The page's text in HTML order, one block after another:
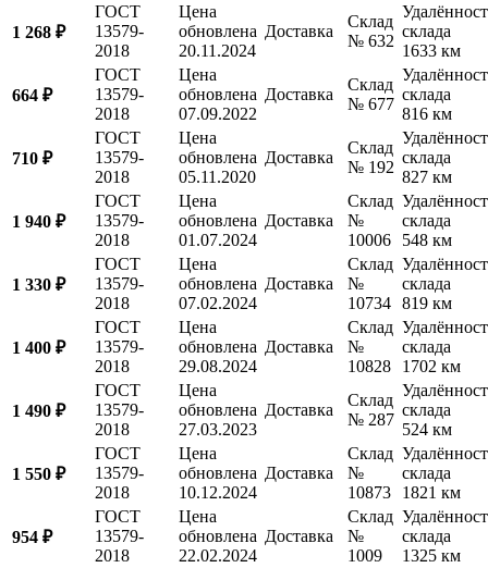
1 268 ₽
ГОСТ
13579-
2018
Цена
обновлена
20.11.2024
Доставка
Склад
№ 632
склада
1633 км
664 ₽
ГОСТ
13579-
2018
Цена
обновлена
07.09.2022
Доставка
Склад
№ 677
склада
816 км
710 ₽
ГОСТ
13579-
2018
Цена
обновлена
05.11.2020
Доставка
Склад
№ 192
склада
827 км
1 940 ₽
ГОСТ
13579-
2018
Цена
обновлена
01.07.2024
Доставка
Склад
№
10006
склада
548 км
1 330 ₽
ГОСТ
13579-
2018
Цена
обновлена
07.02.2024
Доставка
Склад
№
10734
склада
819 км
1 400 ₽
ГОСТ
13579-
2018
Цена
обновлена
29.08.2024
Доставка
Склад
№
10828
склада
1702 км
1 490 ₽
ГОСТ
13579-
2018
Цена
обновлена
27.03.2023
Доставка
Склад
№ 287
склада
524 км
1 550 ₽
ГОСТ
13579-
2018
Цена
обновлена
10.12.2024
Доставка
Склад
№
10873
склада
1821 км
954 ₽
ГОСТ
13579-
2018
Цена
обновлена
22.02.2024
Доставка
Склад
№
1009
склада
1325 км